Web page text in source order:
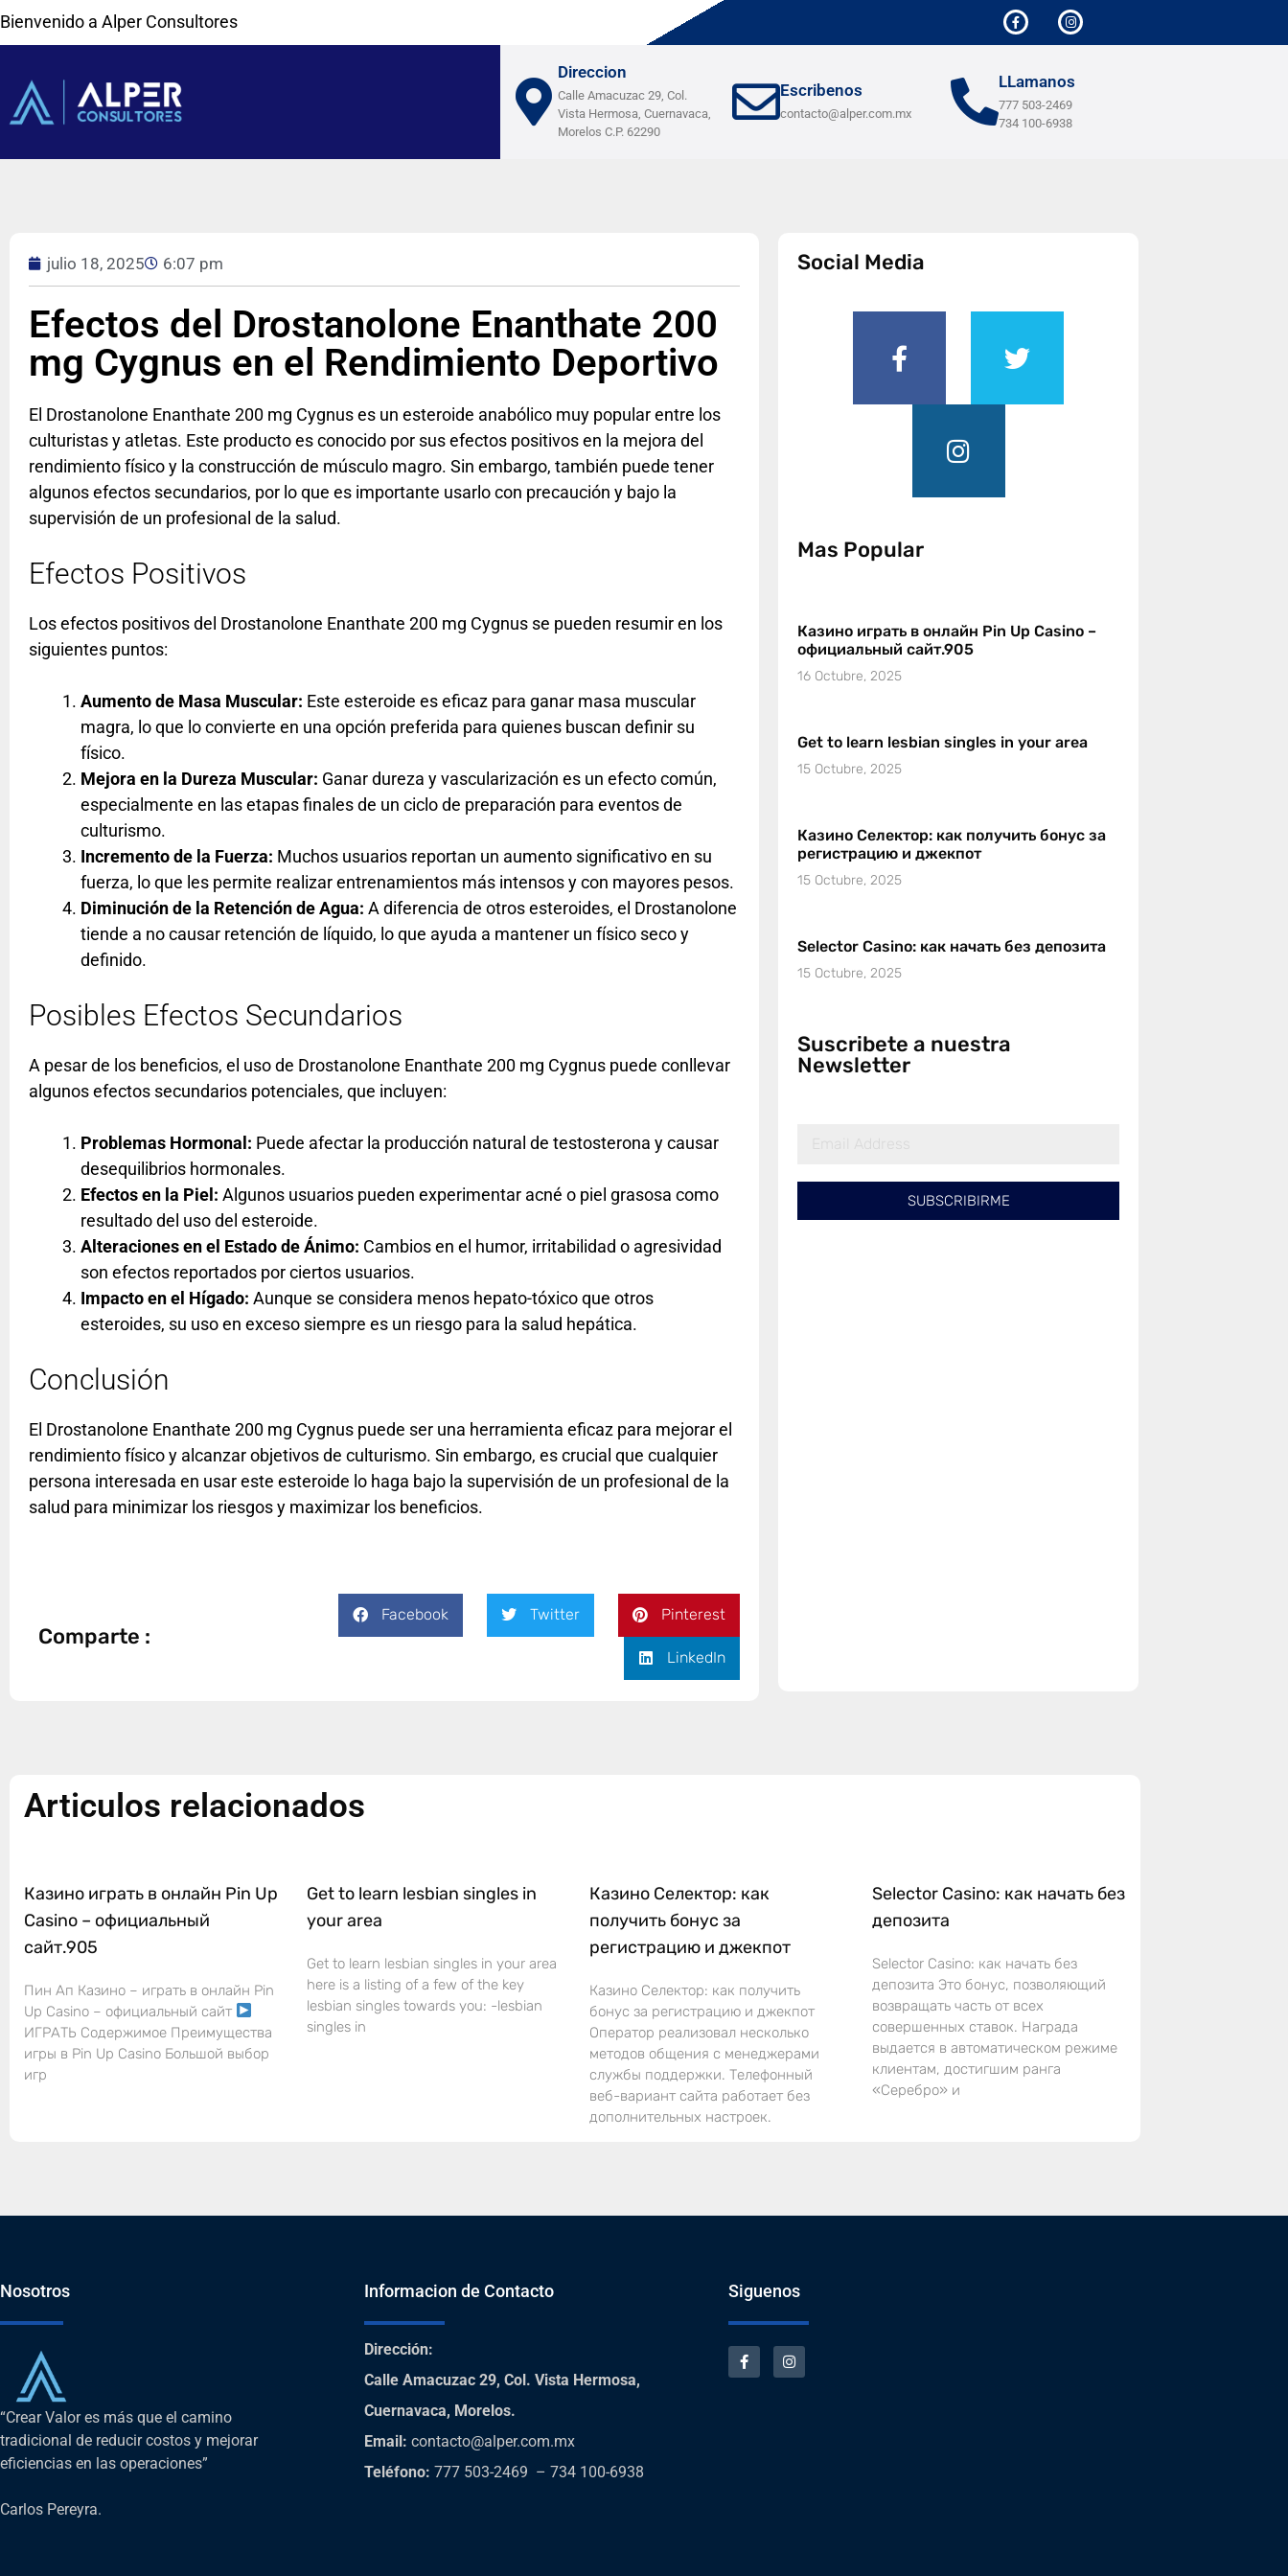
Bienvenido a Alper Consultores
Direccion
Calle Amacuzac 29, Col.
Vista Hermosa, Cuernavaca,
Morelos C.P. 62290
Escribenos
contacto@alper.com.mx
LLamanos
777 503-2469
734 100-6938
julio 18, 2025 6:07 pm
Efectos del Drostanolone Enanthate 200
mg Cygnus en el Rendimiento Deportivo
El Drostanolone Enanthate 200 mg Cygnus es un esteroide anabólico muy popular entre los
culturistas y atletas. Este producto es conocido por sus efectos positivos en la mejora del
rendimiento físico y la construcción de músculo magro. Sin embargo, también puede tener
algunos efectos secundarios, por lo que es importante usarlo con precaución y bajo la
supervisión de un profesional de la salud.
Efectos Positivos
Los efectos positivos del Drostanolone Enanthate 200 mg Cygnus se pueden resumir en los
siguientes puntos:
Aumento de Masa Muscular: Este esteroide es eficaz para ganar masa muscular
magra, lo que lo convierte en una opción preferida para quienes buscan definir su
físico.
Mejora en la Dureza Muscular: Ganar dureza y vascularización es un efecto común,
especialmente en las etapas finales de un ciclo de preparación para eventos de
culturismo.
Incremento de la Fuerza: Muchos usuarios reportan un aumento significativo en su
fuerza, lo que les permite realizar entrenamientos más intensos y con mayores pesos.
Diminución de la Retención de Agua: A diferencia de otros esteroides, el Drostanolone
tiende a no causar retención de líquido, lo que ayuda a mantener un físico seco y
definido.
Posibles Efectos Secundarios
A pesar de los beneficios, el uso de Drostanolone Enanthate 200 mg Cygnus puede conllevar
algunos efectos secundarios potenciales, que incluyen:
Problemas Hormonal: Puede afectar la producción natural de testosterona y causar
desequilibrios hormonales.
Efectos en la Piel: Algunos usuarios pueden experimentar acné o piel grasosa como
resultado del uso del esteroide.
Alteraciones en el Estado de Ánimo: Cambios en el humor, irritabilidad o agresividad
son efectos reportados por ciertos usuarios.
Impacto en el Hígado: Aunque se considera menos hepato-tóxico que otros
esteroides, su uso en exceso siempre es un riesgo para la salud hepática.
Conclusión
El Drostanolone Enanthate 200 mg Cygnus puede ser una herramienta eficaz para mejorar el
rendimiento físico y alcanzar objetivos de culturismo. Sin embargo, es crucial que cualquier
persona interesada en usar este esteroide lo haga bajo la supervisión de un profesional de la
salud para minimizar los riesgos y maximizar los beneficios.
Comparte :
Facebook Twitter Pinterest
LinkedIn
Social Media
Mas Popular
Казино играть в онлайн Pin Up Casino –
официальный сайт.905
16 Octubre, 2025
Get to learn lesbian singles in your area
15 Octubre, 2025
Казино Селектор: как получить бонус за
регистрацию и джекпот
15 Octubre, 2025
Selector Casino: как начать без депозита
15 Octubre, 2025
Suscribete a nuestra
Newsletter
SUBSCRIBIRME
Articulos relacionados
Казино играть в онлайн Pin Up
Casino – официальный
сайт.905
Пин Ап Казино – играть в онлайн Pin
Up Casino – официальный сайт
ИГРАТЬ Содержимое Преимущества
игры в Pin Up Casino Большой выбор
игр
Get to learn lesbian singles in
your area
Get to learn lesbian singles in your area
here is a listing of a few of the key
lesbian singles towards you: -lesbian
singles in
Казино Селектор: как
получить бонус за
регистрацию и джекпот
Казино Селектор: как получить
бонус за регистрацию и джекпот
Оператор реализовал несколько
методов общения с менеджерами
службы поддержки. Телефонный
веб-вариант сайта работает без
дополнительных настроек.
Selector Casino: как начать без
депозита
Selector Casino: как начать без
депозита Это бонус, позволяющий
возвращать часть от всех
совершенных ставок. Награда
выдается в автоматическом режиме
клиентам, достигшим ранга
«Серебро» и
Nosotros
“Crear Valor es más que el camino
tradicional de reducir costos y mejorar
eficiencias en las operaciones”
Carlos Pereyra.
Informacion de Contacto
Dirección:
Calle Amacuzac 29, Col. Vista Hermosa,
Cuernavaca, Morelos.
Email: contacto@alper.com.mx
Teléfono: 777 503-2469 – 734 100-6938
Siguenos